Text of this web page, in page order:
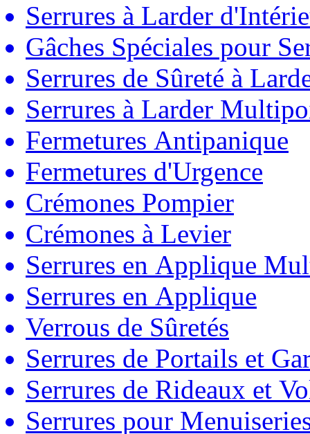
Serrures à Larder
Gâches Spéciales pour
Serrures de Sûreté à
Serrures à Larder
Fermetures Antipanique
Fermetures d'Urgence
Crémones Pompier
Crémones à Levier
Serrures en Applique
Serrures en Applique
Verrous de Sûretés
Serrures de Portails et
Serrures de Rideaux et
Serrures pour